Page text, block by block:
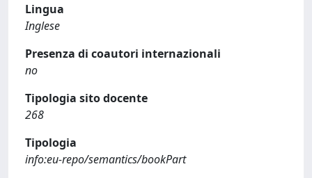
Lingua
Inglese
Presenza di coautori internazionali
no
Tipologia sito docente
268
Tipologia
info:eu-repo/semantics/bookPart